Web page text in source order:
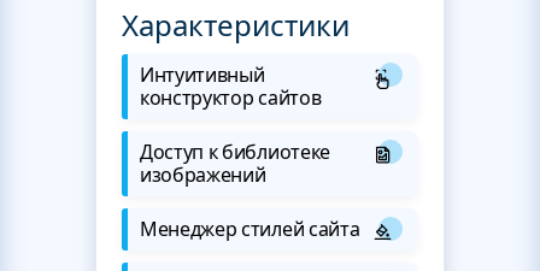
Характеристики
Интуитивный
конструктор сайтов
Доступ к библиотеке
изображений
Менеджер стилей сайта